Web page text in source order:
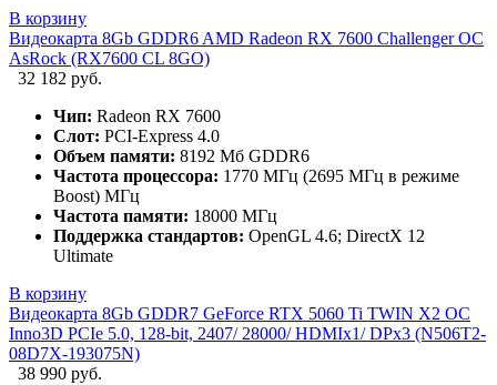
В корзину
Видеокарта 8Gb GDDR6 AMD Radeon RX 7600 Challenger OC
AsRock (RX7600 CL 8GO)
32 182 руб.
Чип: Radeon RX 7600
Слот: PCI-Express 4.0
Объем памяти: 8192 Мб GDDR6
Частота процессора: 1770 МГц (2695 МГц в режиме
Boost) МГц
Частота памяти: 18000 МГц
Поддержка стандартов: OpenGL 4.6; DirectX 12
Ultimate
В корзину
Видеокарта 8Gb GDDR7 GeForce RTX 5060 Ti TWIN X2 OC
Inno3D PCIe 5.0, 128-bit, 2407/ 28000/ HDMIx1/ DPx3 (N506T2-
08D7X-193075N)
38 990 руб.